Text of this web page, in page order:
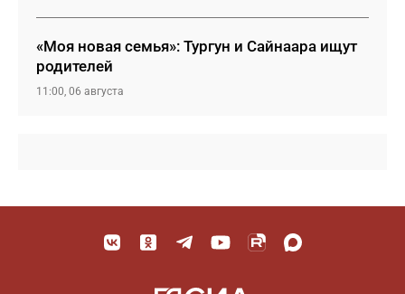
«Моя новая семья»: Тургун и Сайнаара ищут
родителей
11:00, 06 августа